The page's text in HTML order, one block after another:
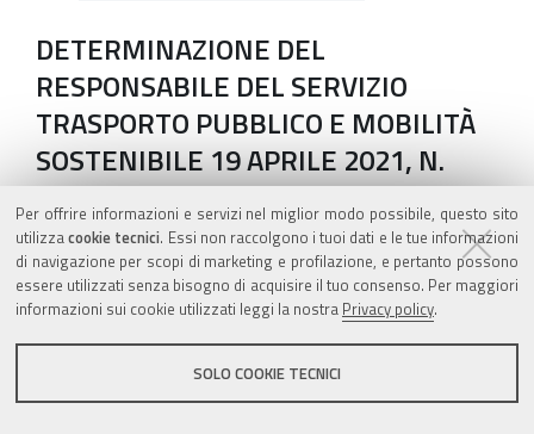
Per offrire informazioni e servizi nel miglior modo possibile, questo sito
utilizzacookie tecnici. Essi non raccolgono i tuoi dati e le tue informazioni
di navigazione per scopi di marketing e profilazione, e pertanto possono
essere utilizzati senza bisogno di acquisire il tuo consenso. Per maggiori
informazioni sui cookie utilizzati leggi la nostra Privacy policy.
SOLO COOKIE TECNICI
DETERMINAZIONE DEL
RESPONSABILE DEL SERVIZIO
TRASPORTO PUBBLICO E MOBILITÀ
SOSTENIBILE 19 APRILE 2021, N.
6890
Autorizzazione ai sensi dell'art. 60 del D.P.R.
753/80 per l'ampliamento di un impianto di
autolavaggio nell'area ubicata in località
Lentigione in Via Imperiale del Comune di
Brescello (RE) e ricadente nella fascia di
rispetto della linea ferroviaria Parma -